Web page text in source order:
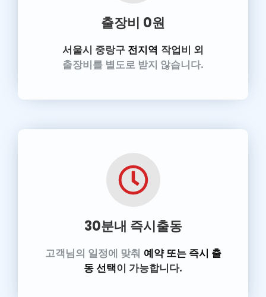
출장비 0원
서울시 중랑구 전지역 작업비 외
출장비를 별도로 받지 않습니다.
30분내 즉시출동
고객님의 일정에 맞춰 예약 또는 즉시 출
동 선택이 가능합니다.